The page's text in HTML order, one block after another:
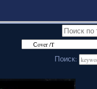
Поиск: